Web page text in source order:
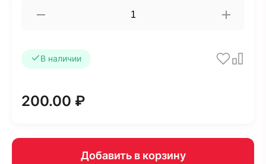
В наличии
200.00 ₽
Добавить в корзину